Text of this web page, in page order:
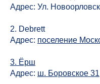
Адрес: Ул.
2. Debrett
Адрес: поселение
3. Ёрш
Адрес: ш. Боровское 31